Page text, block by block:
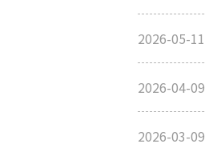
2026-05-11
2026-04-09
2026-03-09